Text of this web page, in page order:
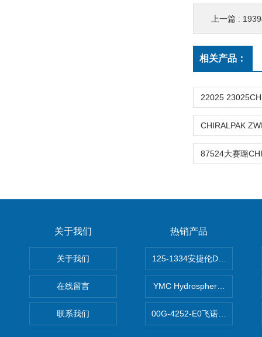
上一篇 : 19394
相关产品：
关于我们
关于我们
在线留言
联系我们
热销产品
125-1334安捷伦DB-624色谱
YMC Hydrosphere C18亲水
00G-4252-E0飞诺美Luna